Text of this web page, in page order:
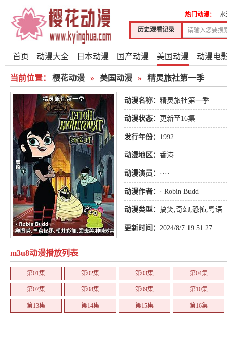
历史观看记录
热门动漫：
首页 动漫大全 日本动漫 国产动漫 美国动漫 动漫电
当前位置： 樱花动漫 » 美国动漫 » 精灵旅社第一季
动漫名称： 精灵旅社第一季
动漫状态： 更新至16集
发行年份： 1992
动漫地区： 香港
动漫演员： ····
动漫作者： · Robin Budd
动漫类型： 搞笑,奇幻,恐怖,粤语
更新时间： 2024/8/7 19:51:27
m3u8动漫播放列表
第01集 第02集 第03集 第04集
第07集 第08集 第09集 第10集
第13集 第14集 第15集 第16集